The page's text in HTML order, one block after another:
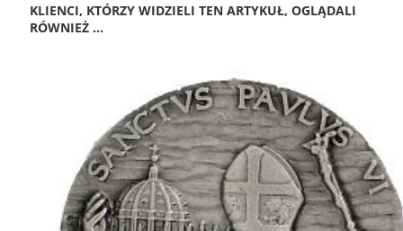
KLIENCI, KTÓRZY WIDZIELI TEN ARTYKUŁ, OGLĄDALI
RÓWNIEŻ ...